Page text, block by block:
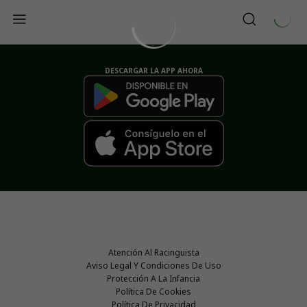
DESCARGAR LA APP AHORA
Atención Al Racinguista
Aviso Legal Y Condiciones De Uso
Protección A La Infancia
Política De Cookies